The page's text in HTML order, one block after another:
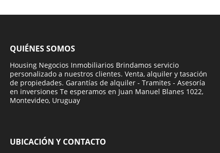
QUIÉNES SOMOS
Housing Negocios Inmobiliarios Brindamos servicio
personalizado a nuestros clientes. Venta, alquiler y tasación
de propiedades. Garantías de alquiler - Tramites - Asesoría
en inversiones Te esperamos en Juan Manuel Blanes 1022,
Montevideo, Uruguay
UBICACIÓN Y CONTACTO